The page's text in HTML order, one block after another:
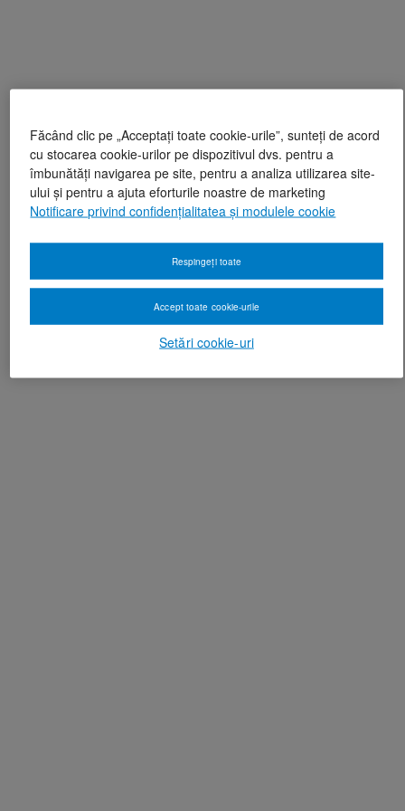
Făcând clic pe „Acceptați toate cookie-urile”, sunteți de acord
cu stocarea cookie-urilor pe dispozitivul dvs. pentru a
îmbunătăți navigarea pe site, pentru a analiza utilizarea site-
ului și pentru a ajuta eforturile noastre de marketing
Notificare privind confidențialitatea și modulele cookie
Setări cookie-uri
Respingeți toate
Accept toate cookie-urile